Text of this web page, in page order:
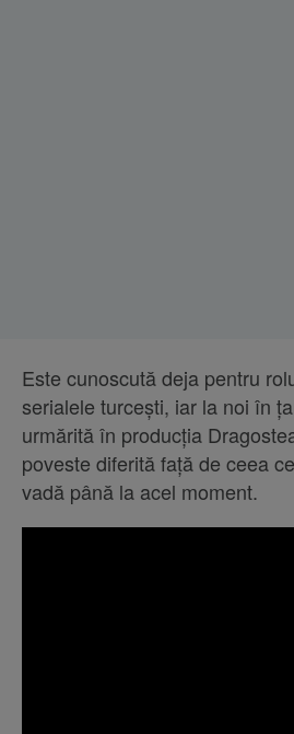
Este cunoscută deja pentru
serialele turcești, iar la noi în
urmărită în producția
poveste diferită față de ceea
vadă până la acel moment.